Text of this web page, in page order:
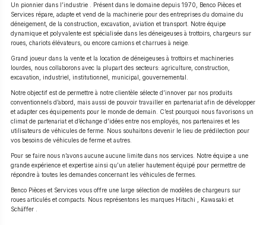
Un pionnier dans l’industrie . Présent dans le domaine depuis 1970, Benco Pièces et
Services répare, adapte et vend de la machinerie pour des entreprises du domaine du
déneigement, de la construction, excavation, aviation et transport. Notre équipe
dynamique et polyvalente est spécialisée dans les déneigeuses à trottoirs, chargeurs sur
roues, chariots élévateurs, ou encore camions et charrues à neige.
Grand joueur dans la vente et la location de déneigeuses à trottoirs et machineries
lourdes, nous collaborons avec la plupart des secteurs: agriculture, construction,
excavation, industriel, institutionnel, municipal, gouvernemental.
Notre objectif est de permettre à notre clientèle sélecte d’innover par nos produits
conventionnels d’abord, mais aussi de pouvoir travailler en partenariat afin de développer
et adapter ces équipements pour le monde de demain. C’est pourquoi nous favorisons un
climat de partenariat et d’échange d’idées entre nos employés, nos partenaires et les
utilisateurs de véhicules de ferme. Nous souhaitons devenir le lieu de prédilection pour
vos besoins de véhicules de ferme et autres.
Pour se faire nous n’avons aucune aucune limite dans nos services. Notre équipe a une
grande expérience et expertise ainsi qu’un atelier hautement équipé pour permettre de
répondre à toutes les demandes concernant les véhicules de fermes.
Benco Pièces et Services vous offre une large sélection de modèles de chargeurs sur
roues articulés et compacts. Nous représentons les marques Hitachi , Kawasaki et
Schäffer .